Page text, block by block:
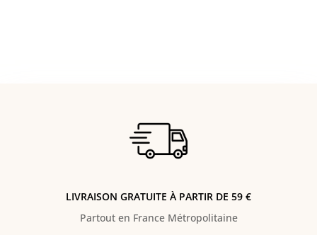
LIVRAISON GRATUITE À PARTIR DE 59 €
Partout en France Métropolitaine